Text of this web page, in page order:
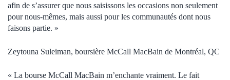
afin de s’assurer que nous saisissons les occasions non seulement
pour nous-mêmes, mais aussi pour les communautés dont nous
faisons partie. »
Zeytouna Suleiman, boursière McCall MacBain de Montréal, QC
« La bourse McCall MacBain m’enchante vraiment. Le fait